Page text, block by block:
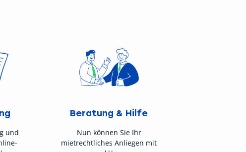
und
Beratung & Hilfe
Nun können Sie Ihr
mietrechtliches Anliegen mit